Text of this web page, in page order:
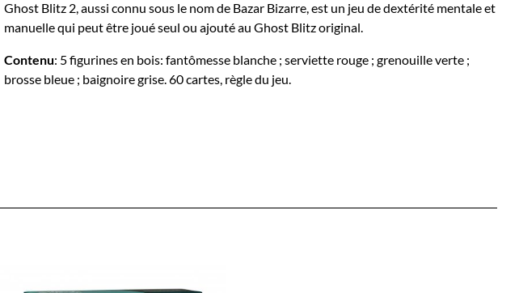
Ghost Blitz 2, aussi connu sous le nom de Bazar Bizarre, est un jeu de dextérité mentale et
manuelle qui peut être joué seul ou ajouté au Ghost Blitz original.
Contenu: 5 figurines en bois: fantômesse blanche ; serviette rouge ; grenouille verte ;
brosse bleue ; baignoire grise. 60 cartes, règle du jeu.